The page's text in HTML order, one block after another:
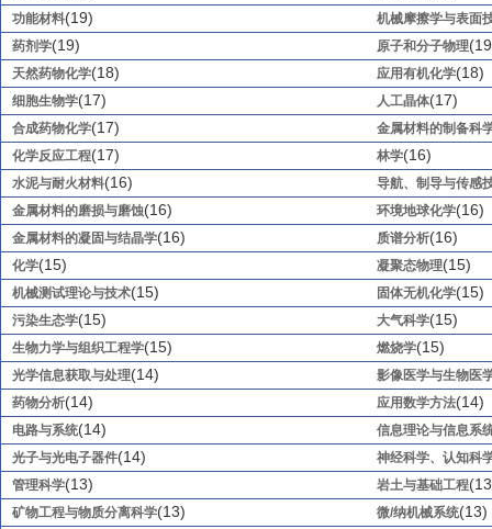
功能材料(19)
机械摩擦学与表面
药剂学(19) 原子和分子物理
天然药物化学(18) 应用有机化学(18)
细胞生物学(17) 人工晶体(17)
合成药物化学(17)
金属材料的制备科
化学反应工程(17) 林学(16)
水泥与耐火材料(16)
导航、制导与传感
金属材料的磨损与磨蚀(16) 环境地球化学(16)
金属材料的凝固与结晶学(16) 质谱分析(16)
化学(15) 凝聚态物理(15)
机械测试理论与技术(15) 固体无机化学(15)
污染生态学(15) 大气科学(15)
生物力学与组织工程学(15) 燃烧学(15)
光学信息获取与处理(14)
影像医学与生物医
药物分析(14) 应用数学方法(14)
电路与系统(14)
信息理论与信息系
光子与光电子器件(14)
神经科学、认知科
管理科学(13) 岩土与基础工程
矿物工程与物质分离科学(13) 微/纳机械系统(13)